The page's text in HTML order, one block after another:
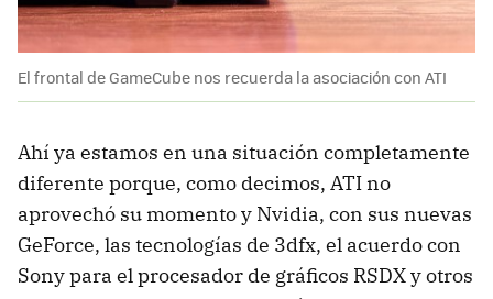
El frontal de GameCube nos recuerda la asociación con ATI
Ahí ya estamos en una situación completamente
diferente porque, como decimos, ATI no
aprovechó su momento y Nvidia, con sus nuevas
GeForce, las tecnologías de 3dfx, el acuerdo con
Sony para el procesador de gráficos RSDX y otros